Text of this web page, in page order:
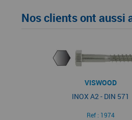
Nos clients ont aussi
VISWOOD
INOX A2 - DIN 571
Ref : 1974